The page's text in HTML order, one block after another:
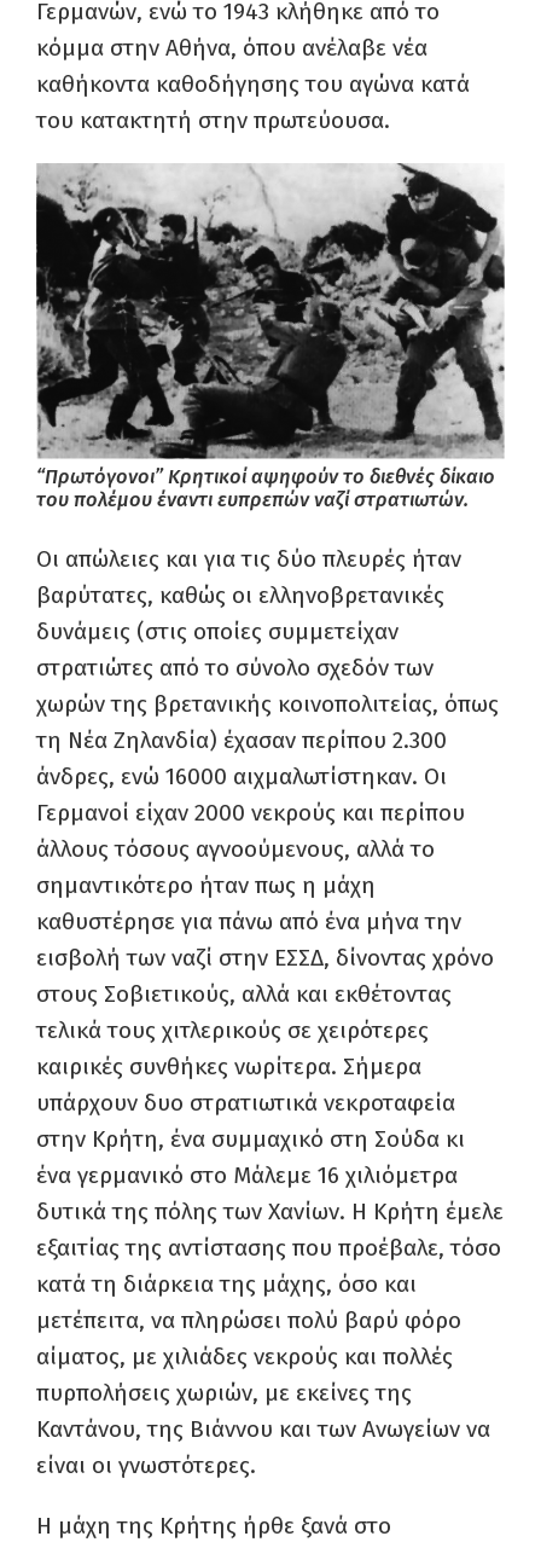
Γερμανών, ενώ το 1943 κλήθηκε από το
κόμμα στην Αθήνα, όπου ανέλαβε νέα
καθήκοντα καθοδήγησης του αγώνα κατά
του κατακτητή στην πρωτεύουσα.
“Πρωτόγονοι” Κρητικοί αψηφούν το διεθνές δίκαιο
του πολέμου έναντι ευπρεπών ναζί στρατιωτών.
Οι απώλειες και για τις δύο πλευρές ήταν
βαρύτατες, καθώς οι ελληνοβρετανικές
δυνάμεις (στις οποίες συμμετείχαν
στρατιώτες από το σύνολο σχεδόν των
χωρών της βρετανικής κοινοπολιτείας, όπως
τη Νέα Ζηλανδία) έχασαν περίπου 2.300
άνδρες, ενώ 16000 αιχμαλωτίστηκαν. Οι
Γερμανοί είχαν 2000 νεκρούς και περίπου
άλλους τόσους αγνοούμενους, αλλά το
σημαντικότερο ήταν πως η μάχη
καθυστέρησε για πάνω από ένα μήνα την
εισβολή των ναζί στην ΕΣΣΔ, δίνοντας χρόνο
στους Σοβιετικούς, αλλά και εκθέτοντας
τελικά τους χιτλερικούς σε χειρότερες
καιρικές συνθήκες νωρίτερα. Σήμερα
υπάρχουν δυο στρατιωτικά νεκροταφεία
στην Κρήτη, ένα συμμαχικό στη Σούδα κι
ένα γερμανικό στο Μάλεμε 16 χιλιόμετρα
δυτικά της πόλης των Χανίων. Η Κρήτη έμελε
εξαιτίας της αντίστασης που προέβαλε, τόσο
κατά τη διάρκεια της μάχης, όσο και
μετέπειτα, να πληρώσει πολύ βαρύ φόρο
αίματος, με χιλιάδες νεκρούς και πολλές
πυρπολήσεις χωριών, με εκείνες της
Καντάνου, της Βιάννου και των Ανωγείων να
είναι οι γνωστότερες.
Η μάχη της Κρήτης ήρθε ξανά στο